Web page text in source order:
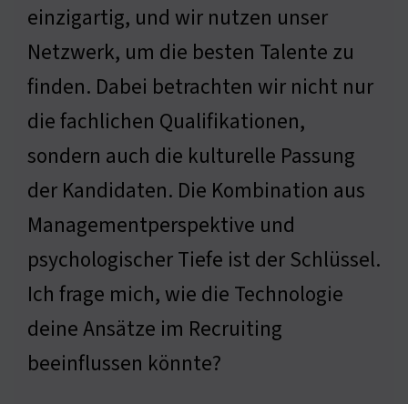
einzigartig, und wir nutzen unser
Netzwerk, um die besten Talente zu
finden. Dabei betrachten wir nicht nur
die fachlichen Qualifikationen,
sondern auch die kulturelle Passung
der Kandidaten. Die Kombination aus
Managementperspektive und
psychologischer Tiefe ist der Schlüssel.
Ich frage mich, wie die Technologie
deine Ansätze im Recruiting
beeinflussen könnte?